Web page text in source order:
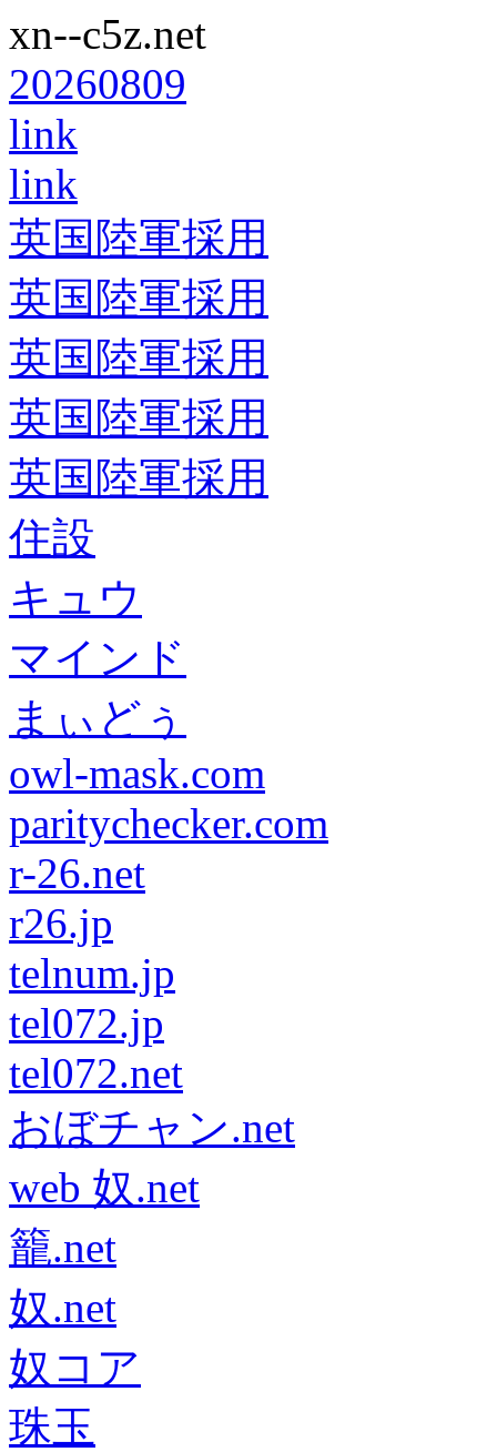
xn--c5z.net
20260809
link
link
英国陸軍採用
英国陸軍採用
英国陸軍採用
英国陸軍採用
英国陸軍採用
住設
キュウ
マインド
まぃどぅ
owl-mask.com
paritychecker.com
r-26.net
r26.jp
telnum.jp
tel072.jp
tel072.net
おぼチャン.net
web 奴.net
籠.net
奴.net
奴コア
珠玉